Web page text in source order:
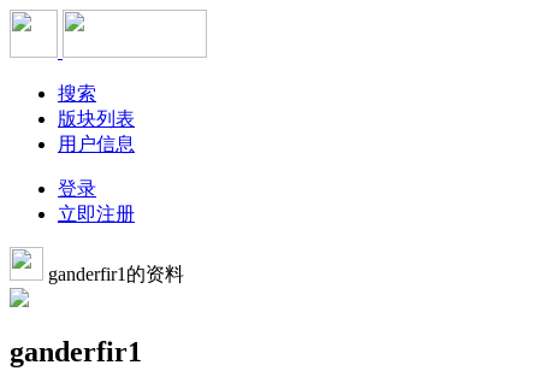
搜索
版块列表
用户信息
登录
立即注册
ganderfir1的资料
ganderfir1